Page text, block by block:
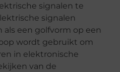
signalen te
signalen
een golfvorm op een
wordt gebruikt om
in elektronische
van de